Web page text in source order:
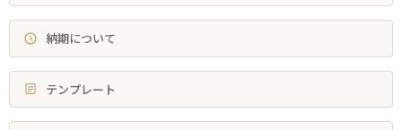
納期について
テンプレート